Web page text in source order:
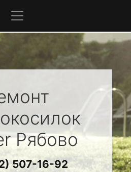
Рябово
507-16-92